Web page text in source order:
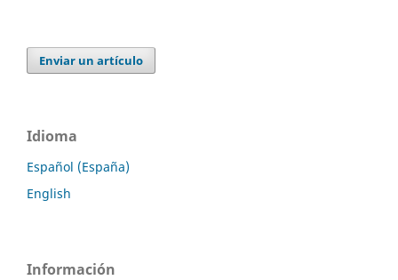
Enviar un artículo
Idioma
Español (España)
English
Información